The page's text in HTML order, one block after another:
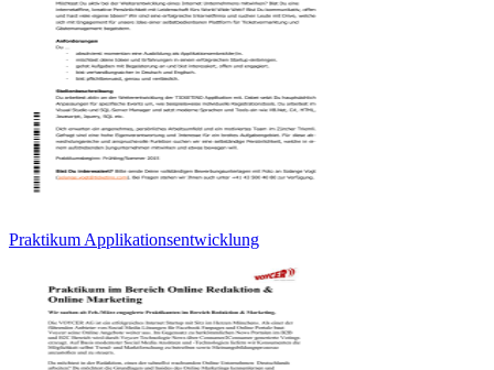
Praktikum Applikationsentwicklung